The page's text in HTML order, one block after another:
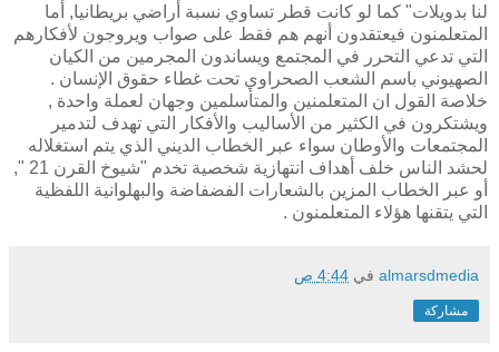
لنا بدويلات" كما لو كانت قطر تساوي نسبة أراضي بريطانيا, أما
المتعلمنون فيعتقدون أنهم هم فقط على صواب ويروجون لأفكارهم
التي تدعي التحرر في المجتمع ويساندون المجرمين من الكيان
الصهيوني باسم الشعب الصحراوي تحت غطاء حقوق الإنسان .
خلاصة القول ان المتعلمنين والمتأسلمين وجهان لعملة واحدة ,
ويشتكرون في الكثير من الأساليب والأفكار التي تهدف لتدمير
المجتمعات والأوطان سواء عبر الخطاب الديني الذي يتم استغلاله
لحشد الناس خلف أهداف انتهازية شخصية تخدم "شيوخ القرن 21 ",
أو عبر الخطاب المزين بالشعارات الفضفاضة والبهلوانية اللفظية
التي يتقنها هؤلاء المتعلمنون .
almarsdmedia في 4:44 ص
مشاركة